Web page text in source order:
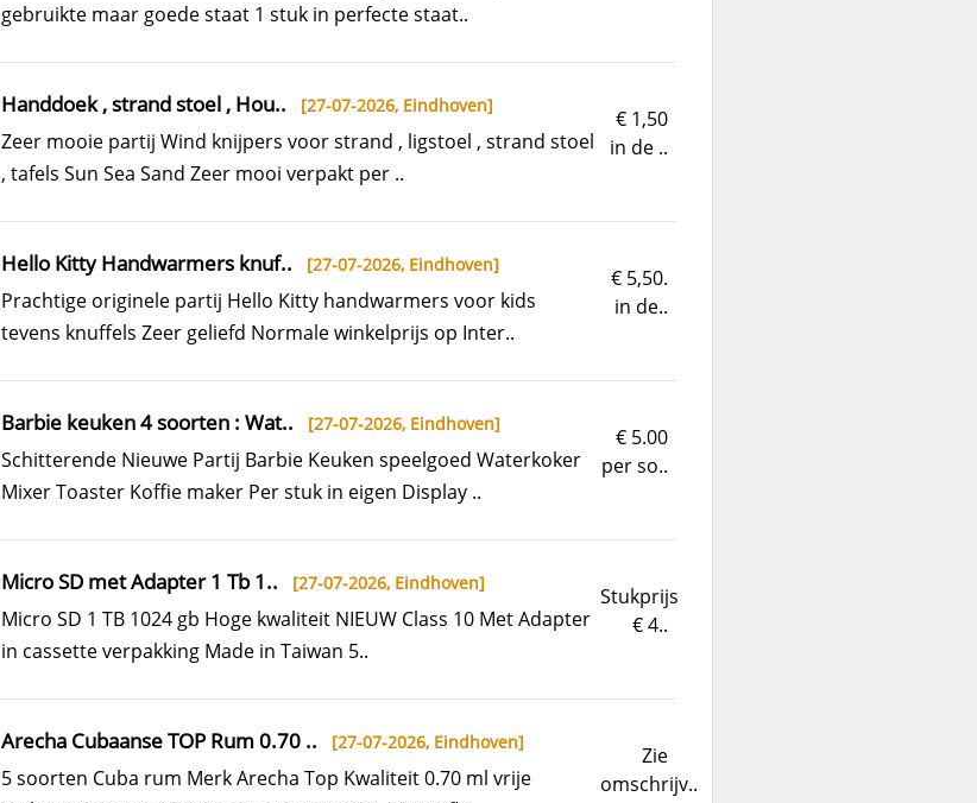
gebruikte maar goede staat 1 stuk in perfecte staat..
€ 1,50
in de ..
Handdoek , strand stoel , Hou.. [27-07-2026, Eindhoven]
Zeer mooie partij Wind knijpers voor strand , ligstoel , strand stoel
, tafels Sun Sea Sand Zeer mooi verpakt per ..
€ 5,50.
in de..
Hello Kitty Handwarmers knuf.. [27-07-2026, Eindhoven]
Prachtige originele partij Hello Kitty handwarmers voor kids
tevens knuffels Zeer geliefd Normale winkelprijs op Inter..
€ 5.00
per so..
Barbie keuken 4 soorten : Wat.. [27-07-2026, Eindhoven]
Schitterende Nieuwe Partij Barbie Keuken speelgoed Waterkoker
Mixer Toaster Koffie maker Per stuk in eigen Display ..
Stukprijs
€ 4..
Micro SD met Adapter 1 Tb 1.. [27-07-2026, Eindhoven]
Micro SD 1 TB 1024 gb Hoge kwaliteit NIEUW Class 10 Met Adapter
in cassette verpakking Made in Taiwan 5..
Zie
omschrijv..
Arecha Cubaanse TOP Rum 0.70 .. [27-07-2026, Eindhoven]
5 soorten Cuba rum Merk Arecha Top Kwaliteit 0.70 ml vrije